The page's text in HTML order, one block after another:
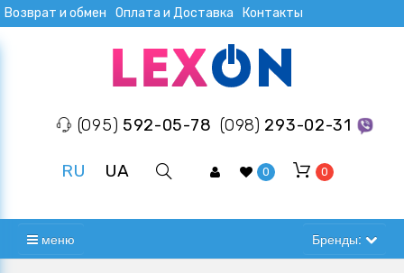
Возврат и обмен Оплата и Доставка Контакты
(095) 592-05-78 (098) 293-02-31
RU UA 0 0
меню Бренды: